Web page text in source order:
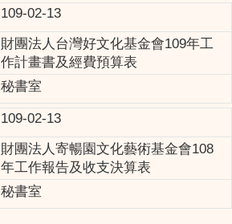
109-02-13
財團法人台灣好文化基金會109年工
作計畫書及經費預算表
秘書室
109-02-13
財團法人寄暢園文化藝術基金會108
年工作報告及收支決算表
秘書室